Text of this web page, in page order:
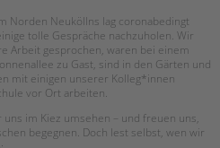
Norden Neuköllns lag coronabedingt
tolle Gespräche nachzuholen. Wir
Arbeit gesprochen, waren bei einem
zu Gast, sind in den Gärten und
mit einigen unserer Kolleg*innen
vor Ort arbeiten.
im Kiez umsehen – und freuen uns,
begegnen. Doch lest selbst, wen wir